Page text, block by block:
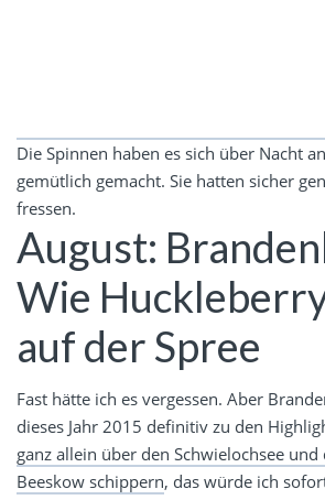
Die Spinnen haben es sich über Nacht
gemütlich gemacht. Sie hatten sicher
fressen.
August:
Wie
auf der Spree
Fast hätte ich es vergessen. Aber
dieses Jahr 2015 definitiv zu den
ganz allein über den Schwielochsee und
Beeskow schippern, das würde ich